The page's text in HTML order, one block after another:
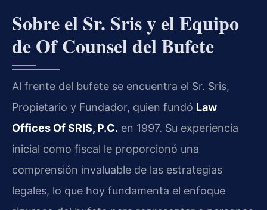
Sobre el Sr. Sris y el Equipo
de Of Counsel del Bufete
Al frente del bufete se encuentra el Sr. Sris,
Propietario y Fundador, quien fundó Law
Offices Of SRIS, P.C. en 1997. Su experiencia
inicial como fiscal le proporcionó una
comprensión invaluable de las estrategias
legales, lo que hoy fundamenta el enfoque